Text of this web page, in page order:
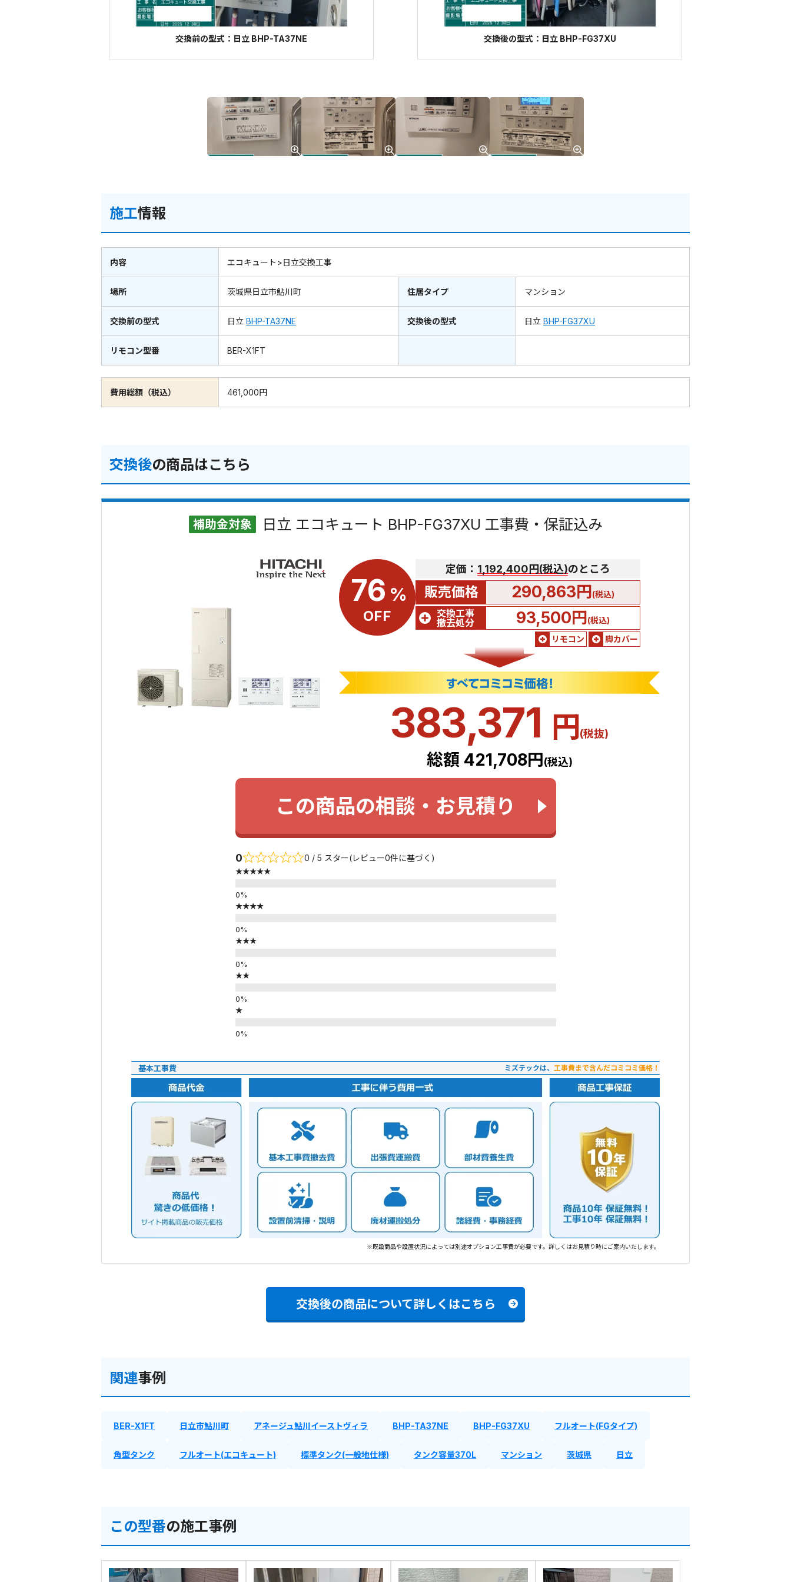
交換前の型式：日立 BHP-TA37NE 交換後の型式：日立 BHP-FG37XU
施工情報
内容 エコキュート>日立交換工事
場所 茨城県日立市鮎川町 住居タイプ マンション
交換前の型式 日立 BHP-TA37NE 交換後の型式 日立 BHP-FG37XU
リモコン型番 BER-X1FT
費用総額（税込） 461,000円
交換後の商品はこちら
補助金対象 日立 エコキュート BHP-FG37XU 工事費・保証込み
76 %
OFF
定価： 1,192,400円(税込)のところ
販売価格 290,863円(税込)
交換工事
撤去処分
93,500円(税込)
リモコン
脚カバー
383,371 円(税抜)
総額 421,708円(税込)
この商品の相談・お見積り
0 0 / 5 スター(レビュー0件に基づく)
★★★★★
★★★★
★★★
★★
★
基本工事費 ミズテックは、 工事費まで含んだコミコミ価格！
※既設商品や設置状況によっては別途オプション工事費が必要です。詳しくはお見積り時にご案内いたします。
交換後の商品について詳しくはこちら
関連事例
BER-X1FT 日立市鮎川町 アネージュ鮎川イーストヴィラ BHP-TA37NE BHP-FG37XU フルオート(FGタイプ)
角型タンク フルオート(エコキュート) 標準タンク(一般地仕様) タンク容量370L マンション 茨城県 日立
この型番の施工事例